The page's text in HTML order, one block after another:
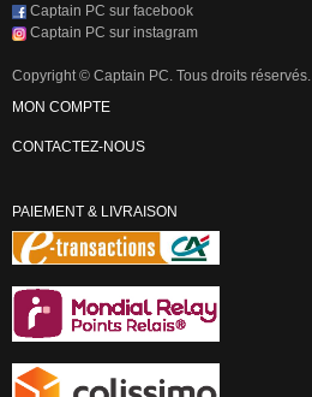
Captain PC sur facebook
Captain PC sur instagram
Copyright © Captain PC. Tous droits réservés.
MON COMPTE
CONTACTEZ-NOUS
PAIEMENT & LIVRAISON